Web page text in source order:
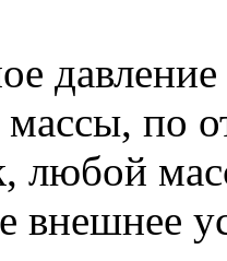
по
любой
внешнее